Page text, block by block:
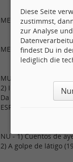
MEDINA AZAHARA
MEZQUITA - 1)
MUSICA URBANA – 1)
2) Iberia (1978)
Da haben wir ja auch
ESPANIA.
NU - 1) Cuentos de
2) A golpe de látigo
Diese Seite
zustimmst,
zur Analyse
findest Du in
lediglich die